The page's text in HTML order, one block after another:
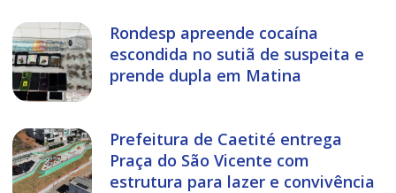
Rondesp apreende cocaína
escondida no sutiã de suspeita e
prende dupla em Matina
Prefeitura de Caetité entrega
Praça do São Vicente com
estrutura para lazer e convivência